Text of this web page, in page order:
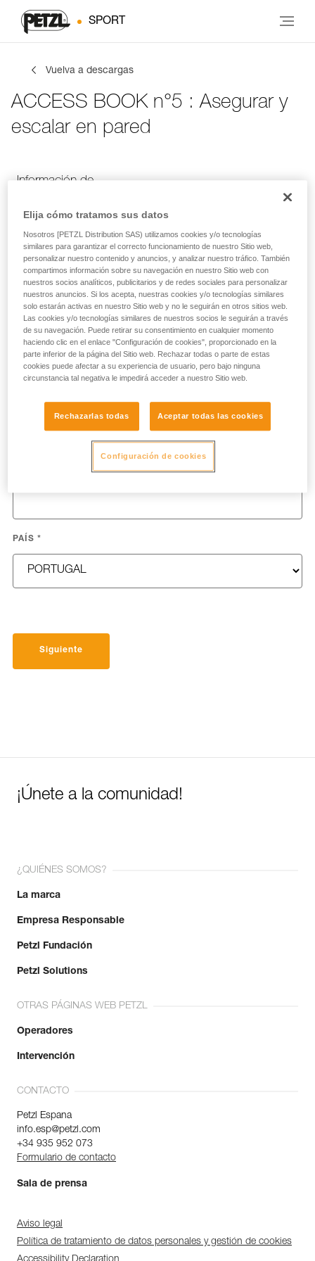
SPORT
Vuelva a descargas
ACCESS BOOK n°5 : Asegurar y
escalar en pared
Información de
Información de contacto
Introduce tus datos
NOMBRE
PAÍS *
Siguiente
¡Únete a la comunidad!
¿QUIÉNES SOMOS?
La marca
Empresa Responsable
Petzl Fundación
Petzl Solutions
OTRAS PÁGINAS WEB PETZL
Operadores
Intervención
CONTACTO
Petzl Espana
info.esp@petzl.com
+34 935 952 073
Formulario de contacto
Sala de prensa
Aviso legal
Política de tratamiento de datos personales y gestión de cookies
Elija cómo tratamos sus datos
Nosotros [PETZL Distribution SAS) utilizamos cookies y/o tecnologías
similares para garantizar el correcto funcionamiento de nuestro Sitio web,
personalizar nuestro contenido y anuncios, y analizar nuestro tráfico. También
compartimos información sobre su navegación en nuestro Sitio web con
nuestros socios analíticos, publicitarios y de redes sociales para personalizar
nuestros anuncios. Si los acepta, nuestras cookies y/o tecnologías similares
solo estarán activas en nuestro Sitio web y no le seguirán en otros sitios web.
Las cookies y/o tecnologías similares de nuestros socios le seguirán a través
de su navegación. Puede retirar su consentimiento en cualquier momento
haciendo clic en el enlace "Configuración de cookies", proporcionado en la
parte inferior de la página del Sitio web. Rechazar todas o parte de estas
cookies puede afectar a su experiencia de usuario, pero bajo ninguna
circunstancia tal negativa le impedirá acceder a nuestro Sitio web.
Rechazarlas todas Aceptar todas las cookies
Configuración de cookies